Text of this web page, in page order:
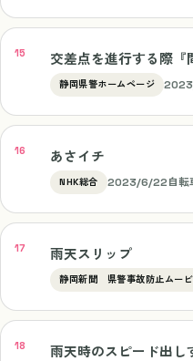
交差点を進行する際『
静岡県警ホームページ
あさイチ
NHK総合 2023/6/22 自
雨天スリップ
静岡新聞 県警事故防止ムー
雨天時のスピード出し